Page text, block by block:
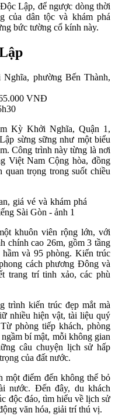
Lập, để ngược dòng thời
của dân tộc và khám phá
bức tường cổ kính này.
phường Bến Thành,
VNĐ
Kỳ Khởi Nghĩa, Quận 1,
sừng sững như một biểu
Công trình này từng là nơi
Việt Nam Cộng hòa, đồng
trọng trong suốt chiều
khuôn viên rộng lớn, với
chính cao 26m, gồm 3 tầng
và 95 phòng. Kiến trúc
cách phương Đông và
trang trí tinh xảo, các phù
trình kiến trúc đẹp mắt mà
nhiều hiện vật, tài liệu quý
phòng tiếp khách, phòng
bí mật, mỗi không gian
câu chuyện lịch sử hấp
của đất nước.
điểm đến không thể bỏ
nước. Đến đây, du khách
độc đáo, tìm hiểu về lịch sử
văn hóa, giải trí thú vị.